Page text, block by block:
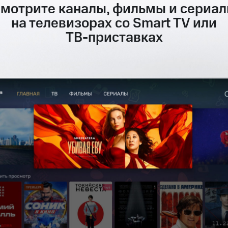
каналы, фильмы и
на телевизорах со Smart TV или
ТВ-приставках